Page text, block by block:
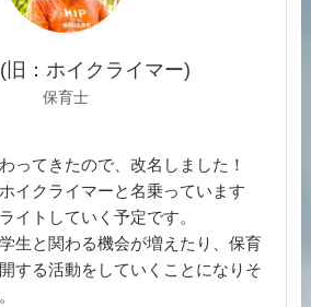
旧：ホイクライマー)
保育士
ってきたので、改名しました！
イクライマーと名乗っています
イトしていく予定です。
生と関わる機会が増えたり、保育
する活動をしていくことになりそ